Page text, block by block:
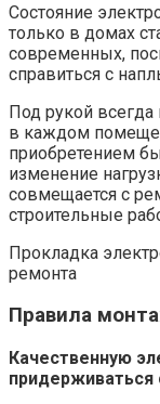
Состояние
только в домах
современных,
справиться с
Под рукой
в каждом
приобретением
изменение
совмещается с
строительные
Прокладка
ремонта
Правила
Качественную